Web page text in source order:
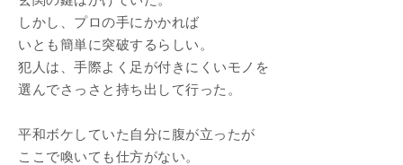
しかし、プロの手にかかれば
いとも簡単に突破するらしい。
犯人は、手際よく足が付きにくいモノを
選んでさっさと持ち出して行った。
平和ボケしていた自分に腹が立ったが
ここで喚いても仕方がない。